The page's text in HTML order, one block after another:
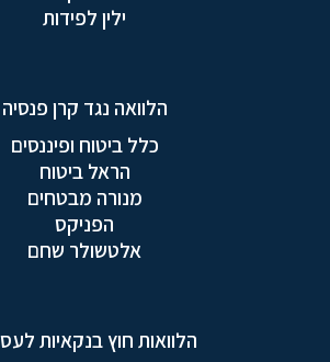
ילין לפידות
הלוואה נגד קרן פנסיה
כלל ביטוח ופיננסים
הראל ביטוח
מנורה מבטחים
הפניקס
אלטשולר שחם
הלוואות חוץ בנקאיות